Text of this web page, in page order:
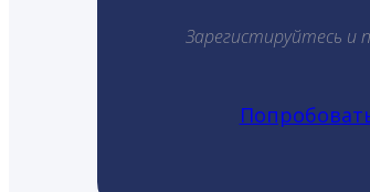
Зарегистируйтесь и